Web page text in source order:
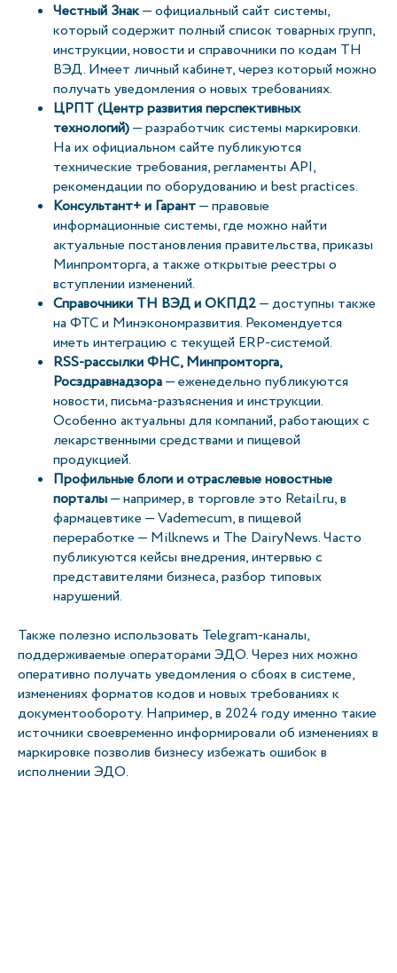
Честный Знак— официальный сайт системы,
который содержит полный список товарных групп,
инструкции, новости и справочники по кодам ТН
ВЭД. Имеет личный кабинет, через который можно
получать уведомления о новых требованиях.
ЦРПТ (Центр развития перспективных
технологий)— разработчик системы маркировки.
На их официальном сайте публикуются
технические требования, регламенты API,
рекомендации по оборудованию и best practices.
Консультант+ и Гарант— правовые
информационные системы, где можно найти
актуальные постановления правительства, приказы
Минпромторга, а также открытые реестры о
вступлении изменений.
Справочники ТН ВЭД и ОКПД2— доступны также
на ФТС и Минэкономразвития. Рекомендуется
иметь интеграцию с текущей ERP-системой.
RSS-рассылки ФНС, Минпромторга,
Росздравнадзора— еженедельно публикуются
новости, письма-разъяснения и инструкции.
Особенно актуальны для компаний, работающих с
лекарственными средствами и пищевой
продукцией.
Профильные блоги и отраслевые новостные
порталы— например, в торговле это Retail.ru, в
фармацевтике — Vademecum, в пищевой
переработке — Milknews и The DairyNews. Часто
публикуются кейсы внедрения, интервью с
представителями бизнеса, разбор типовых
нарушений.
Также полезно использовать Telegram-каналы,
поддерживаемые операторами ЭДО. Через них можно
оперативно получать уведомления о сбоях в системе,
изменениях форматов кодов и новых требованиях к
документообороту. Например, в 2024 году именно такие
источники своевременно информировали об изменениях в
маркировке позволив бизнесу избежать ошибок в
исполнении ЭДО.